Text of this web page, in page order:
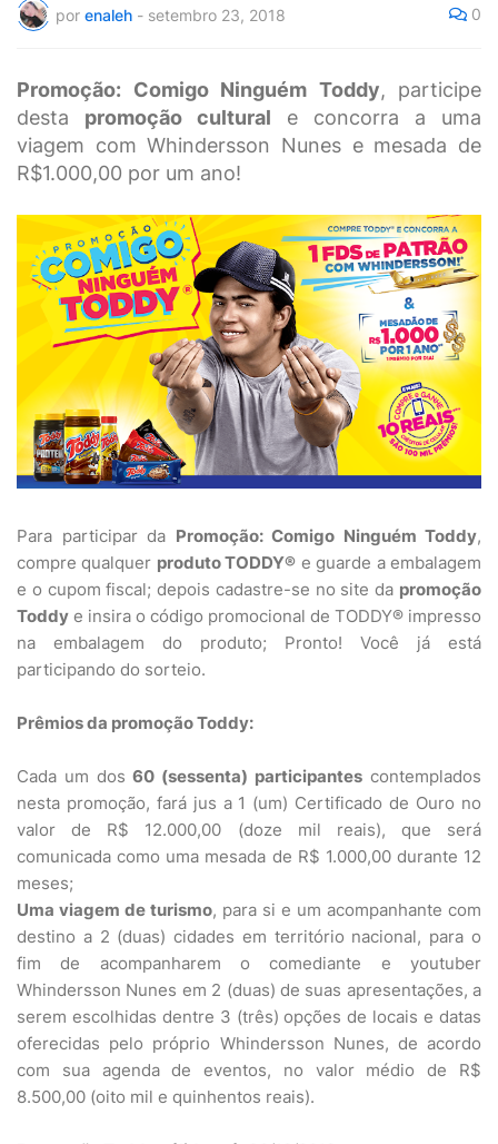
por enaleh - setembro 23, 2018 0
Promoção: Comigo Ninguém Toddy, participe
desta promoção cultural e concorra a uma
viagem com Whindersson Nunes e mesada de
R$1.000,00 por um ano!
Para participar da Promoção: Comigo Ninguém Toddy,
compre qualquer produto TODDY® e guarde a embalagem
e o cupom fiscal; depois cadastre-se no site da promoção
Toddy e insira o código promocional de TODDY® impresso
na embalagem do produto; Pronto! Você já está
participando do sorteio.
Prêmios da promoção Toddy:
Cada um dos 60 (sessenta) participantes contemplados
nesta promoção, fará jus a 1 (um) Certificado de Ouro no
valor de R$ 12.000,00 (doze mil reais), que será
comunicada como uma mesada de R$ 1.000,00 durante 12
meses;
Uma viagem de turismo, para si e um acompanhante com
destino a 2 (duas) cidades em território nacional, para o
fim de acompanharem o comediante e youtuber
Whindersson Nunes em 2 (duas) de suas apresentações, a
serem escolhidas dentre 3 (três) opções de locais e datas
oferecidas pelo próprio Whindersson Nunes, de acordo
com sua agenda de eventos, no valor médio de R$
8.500,00 (oito mil e quinhentos reais).